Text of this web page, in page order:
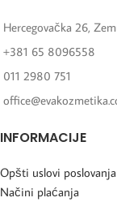
Hercegovačka 26,
+381 65 8096558
011 2980 751
INFORMACIJE
Opšti uslovi poslovanja
Načini plaćanja